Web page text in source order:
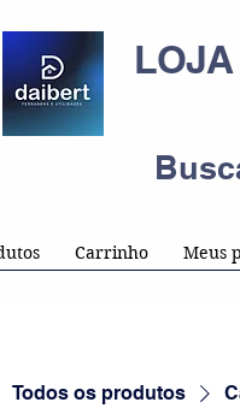
LOJA
Carrinho Meus
Todos os produtos